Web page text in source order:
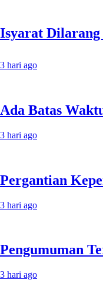
3 hari ago
Ada Batas
3 hari ago
Pergantian
3 hari ago
Pengumuman
3 hari ago